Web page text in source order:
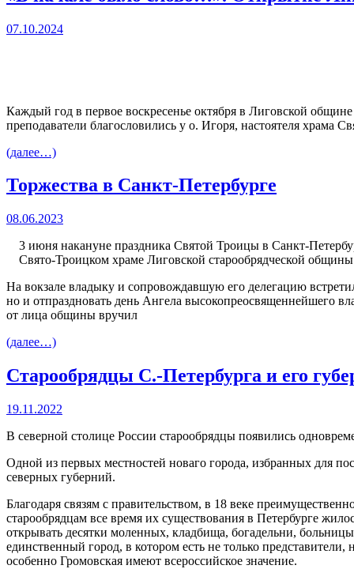
07.10.2024
Каждый год в первое воскресенье октября в Лиговской
преподаватели благословились у о. Игоря, настоятеля храма
(далее…)
Торжества в Санкт-Петербурге
08.06.2023
3 июня накануне праздника Святой Троицы в Санкт-
Свято-Троицком храме Лиговской старообрядческой
На вокзале владыку и сопровождавшую его делегацию
но и отпраздновать день Ангела высокопреосвященнейшего
от лица общины вручил
(далее…)
Старообрядцы С.-Петербурга и его
19.11.2022
В северной столице России старообрядцы появились
Одной из первых местностей новаго города, избранных для
северных губерний.
Благодаря связям с правительством, в 18 веке
старообрядцам все время их существования в Петербурге
открывать десятки моленных, кладбища, богадельни,
единственный город, в котором есть не только
особенно Громовская имеют всероссийское значение.